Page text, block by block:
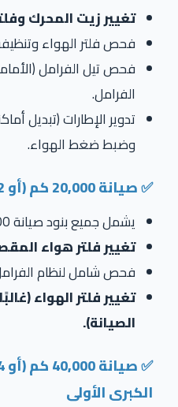
تغيير زيت المحرك
فحص فلتر الهواء
فحص تيل الفرامل
الفرامل.
تدوير الإطارات (تبديل
وضبط ضغط الهواء.
✅ صيانة 20,000 كم (أو 12 شهرًا)
يشمل جميع بنود صيانة 10,000 كم.
تغيير فلتر هواء
فحص شامل لنظام الفرامل
تغيير فلتر الهواء
الصيانة).
الكبرى الأولى